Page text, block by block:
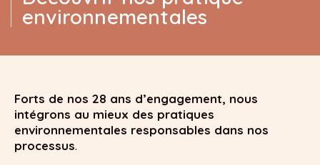
environnementales
Forts de nos 28 ans d’engagement, nous
intégrons au mieux des pratiques
environnementales responsables dans nos
processus.